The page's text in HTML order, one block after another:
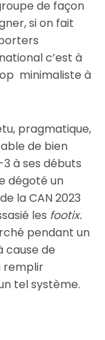
de façon
si on fait
c’est à
minimaliste à
pragmatique,
de bien
à ses débuts
dégoté un
la CAN 2023
les footix.
pendant un
cause de
remplir
tel système.